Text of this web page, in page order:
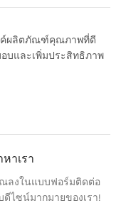
ค์ผลิตภัณฑ์คุณภาพที่ดี
บและเพิ่มประสิทธิภาพ
าเรา
ลงในแบบฟอร์มติดต่อ
ไซน์มากมายของเรา!